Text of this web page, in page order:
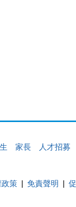
家長 人才招募
政策 免責聲明